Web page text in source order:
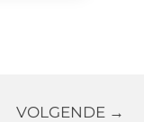
VOLGENDE →